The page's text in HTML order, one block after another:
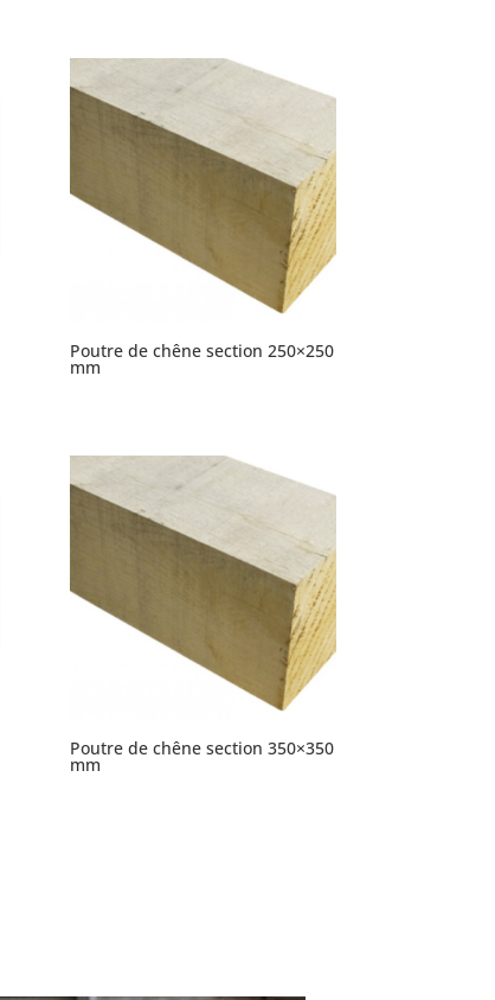
Poutre de chêne section 250×250
mm
Poutre de chêne section 350×350
mm